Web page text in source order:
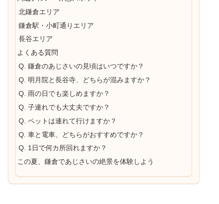
北鎌倉エリア
鎌倉駅・小町通りエリア
長谷エリア
よくある質問
Q. 鎌倉のあじさいの見頃はいつですか？
Q. 明月院と長谷寺、どちらが混みますか？
Q. 雨の日でも楽しめますか？
Q. 子連れでも大丈夫ですか？
Q. ペットは連れて行けますか？
Q. 車と電車、どちらがおすすめですか？
Q. 1日で何カ所回れますか？
この夏、鎌倉であじさいの絶景を体験しよう